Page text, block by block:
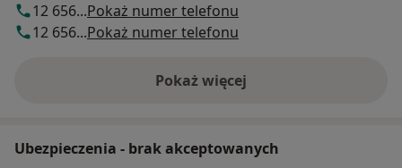
12 656...Pokaż numer telefonu
12 656...Pokaż numer telefonu
Pokaż więcej
o adresie
Ubezpieczenia - brak akceptowanych